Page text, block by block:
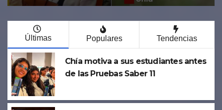
Últimas Populares Tendencias
Chía motiva a sus estudiantes antes
de las Pruebas Saber 11